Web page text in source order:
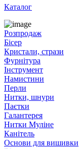
Каталог
Розпродаж
Бісер
Кристали, стрази
Фурнітура
Інструмент
Намистини
Перли
Нитки, шнури
Паєтки
Галантерея
Нитки Муліне
Канітель
Основи для вишивки